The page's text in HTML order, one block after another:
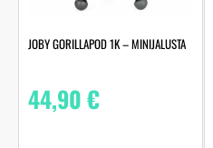
JOBY GORILLAPOD 1K – MINIJALUSTA
44,90€